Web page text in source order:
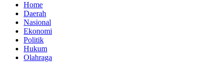
Home
Daerah
Nasional
Ekonomi
Politik
Hukum
Olahraga